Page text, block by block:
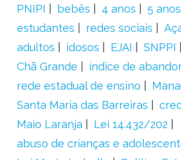
PNIPI
bebês 4 anos 5 anos
estudantes
redes sociais
adultos
idosos EJAI SNPPI
Chã Grande
índice de
rede estadual de ensino
Santa Maria das Barreiras
Maio Laranja
Lei 14.432/202
abuso de crianças e